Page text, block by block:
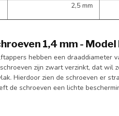
2,5 mm
1,4 mm - Model
hebben een draaddiameter
zijn zwart verzinkt, dat
Hierdoor zien de schroeven er
de schroeven een lichte